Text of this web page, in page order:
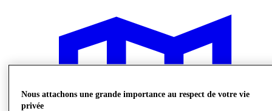
Nous attachons une grande importance au respect de votre vie
privée